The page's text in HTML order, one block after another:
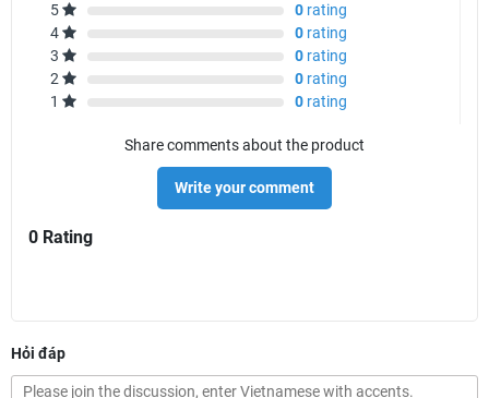
5 0 rating
4
0 rating
3
0 rating
2
0 rating
1
0 rating
Share comments about the product
Write your comment
0 Rating
Hỏi đáp